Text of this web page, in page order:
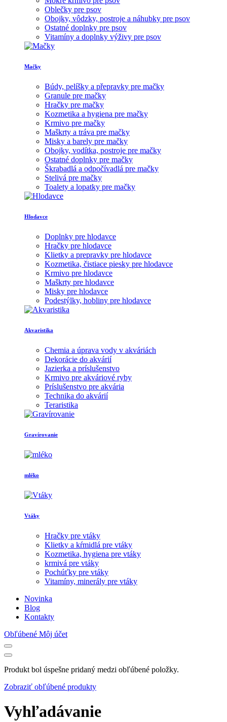
Oblečky pre psov
Obojky, vôdzky, postroje a náhubky pre psov
Ostatné doplnky pre psov
Vitamíny a doplnky výživy pre psov
Mačky
Búdy, pelíšky a přepravky pre mačky
Granule pre mačky
Hračky pre mačky
Kozmetika a hygiena pre mačky
Krmivo pre mačky
Maškrty a tráva pre mačky
Misky a barely pre mačky
Obojky, vodítka, postroje pre mačky
Ostatné doplnky pre mačky
Škrabadlá a odpočívadlá pre mačky
Stelivá pre mačky
Toalety a lopatky pre mačky
Hlodavce
Doplnky pre hlodavce
Hračky pre hlodavce
Klietky a prepravky pre hlodavce
Kozmetika, čistiace piesky pre hlodavce
Krmivo pre hlodavce
Maškrty pre hlodavce
Misky pre hlodavce
Podestýlky, hobliny pre hlodavce
Akvaristika
Chemia a úprava vody v akváriách
Dekorácie do akvárií
Jazierka a príslušenstvo
Krmivo pre akváriové ryby
Príslušenstvo pre akvária
Technika do akvárií
Teraristika
Gravírovanie
mléko
Vtáky
Hračky pre vtáky
Klietky a kŕmidlá pre vtáky
Kozmetika, hygiena pre vtáky
krmivá pre vtáky
Pochúťky pre vtáky
Vitamíny, minerály pre vtáky
Novinka
Blog
Kontakty
Obľúbené Môj účet
Produkt bol úspešne pridaný medzi obľúbené položky.
Zobraziť obľúbené produkty
Vyhľadávanie